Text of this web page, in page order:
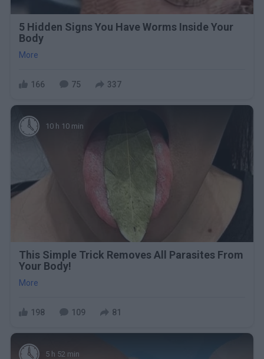
5 Hidden Signs You Have Worms Inside Your
Body
More
166 75 337
10 h 10 min
This Simple Trick Removes All Parasites From
Your Body!
More
198 109 81
5 h 52 min